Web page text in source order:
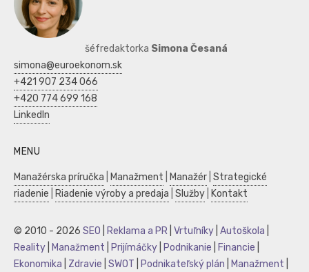
šéfredaktorka Simona Česaná
simona@euroekonom.sk
+421 907 234 066
+420 774 699 168
LinkedIn
MENU
Manažérska príručka Manažment Manažér Strategické
riadenie
Riadenie výroby a predaja Služby Kontakt
© 2010 - 2026 SEO Reklama a PR Vrtuľníky Autoškola
Reality
Manažment Prijímáčky Podnikanie Financie
Ekonomika
Zdravie SWOT Podnikateľský plán Manažment